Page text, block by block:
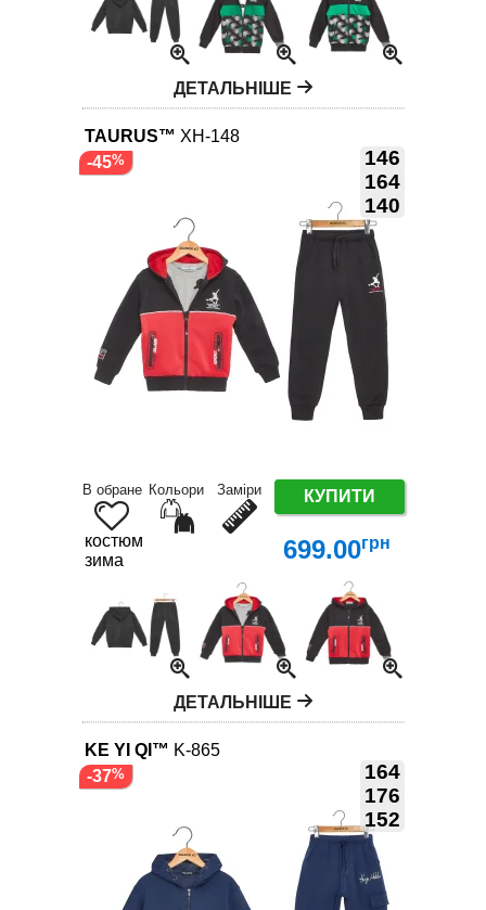
ДЕТАЛЬНІШЕ
TAURUS™ XH-148
146
164
140
В обране Кольори Заміри КУПИТИ
костюм
зима
699.00грн
-45
ДЕТАЛЬНІШЕ
KE YI QI™ K-865
164
176
152
-37